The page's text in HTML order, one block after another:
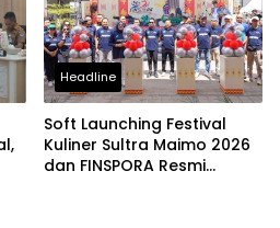
Headline
Soft Launching Festival
Kuliner Sultra Maimo 2026
dan FINSPORA Resmi